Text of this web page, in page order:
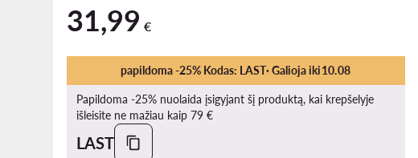
31,99 €
31,99 €
papildoma -25% Kodas: LAST· Galioja iki10.08
Papildoma -25% nuolaida įsigyjant šį produktą, kai krepšelyje
išleisite ne mažiau kaip 79 €
LAST